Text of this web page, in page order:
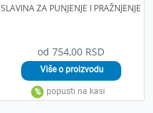
od 754,00 RSD
SLAVINA ZA PUNJENJE I PRAŽNJENJE